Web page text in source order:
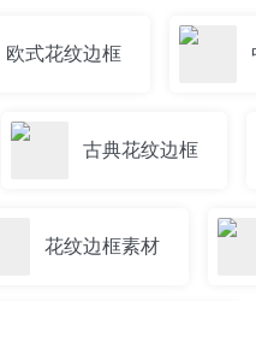
欧式花纹边框
古典花纹边框
花纹边框素材